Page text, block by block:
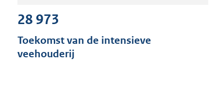
d
s
28 973
Toekomst van de intensieve
veehouderij